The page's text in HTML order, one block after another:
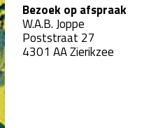
Bezoek op afspraak
W.A.B. Joppe
Poststraat 27
4301 AA Zierikzee